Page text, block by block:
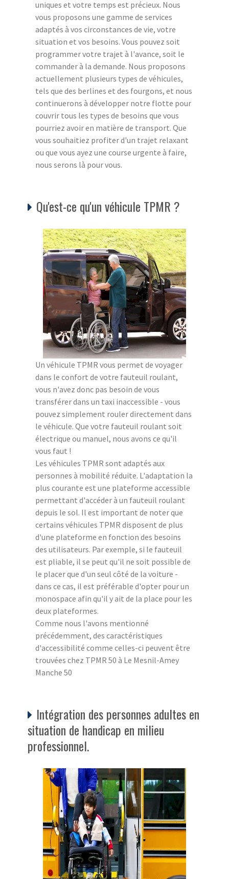
uniques et votre temps est précieux. Nous
vous proposons une gamme de services
adaptés à vos circonstances de vie, votre
situation et vos besoins. Vous pouvez soit
programmer votre trajet à l'avance, soit le
commander à la demande. Nous proposons
actuellement plusieurs types de véhicules,
tels que des berlines et des fourgons, et nous
continuerons à développer notre flotte pour
couvrir tous les types de besoins que vous
pourriez avoir en matière de transport. Que
vous souhaitiez profiter d'un trajet relaxant
ou que vous ayez une course urgente à faire,
nous serons là pour vous.
Qu'est-ce qu'un véhicule TPMR ?
Un véhicule TPMR vous permet de voyager
dans le confort de votre fauteuil roulant,
vous n'avez donc pas besoin de vous
transférer dans un taxi inaccessible - vous
pouvez simplement rouler directement dans
le véhicule. Que votre fauteuil roulant soit
électrique ou manuel, nous avons ce qu'il
vous faut !
Les véhicules TPMR sont adaptés aux
personnes à mobilité réduite. L'adaptation la
plus courante est une plateforme accessible
permettant d'accéder à un fauteuil roulant
depuis le sol. Il est important de noter que
certains véhicules TPMR disposent de plus
d'une plateforme en fonction des besoins
des utilisateurs. Par exemple, si le fauteuil
est pliable, il se peut qu'il ne soit possible de
le placer que d'un seul côté de la voiture -
dans ce cas, il est préférable d'opter pour un
monospace afin qu'il y ait de la place pour les
deux plateformes.
Comme nous l'avons mentionné
précédemment, des caractéristiques
d'accessibilité comme celles-ci peuvent être
trouvées chez TPMR 50 à Le Mesnil-Amey
Manche 50
Intégration des personnes adultes en
situation de handicap en milieu
professionnel.